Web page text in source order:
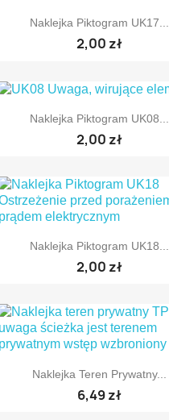
Naklejka Piktogram UK17...
2,00 zł
Naklejka Piktogram UK08...
2,00 zł
Naklejka Piktogram UK18...
2,00 zł
Naklejka Teren Prywatny...
6,49 zł